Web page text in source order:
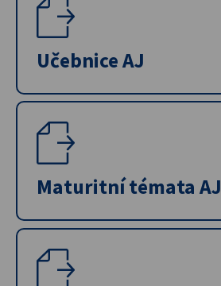
Učebnice AJ
Maturitní témata AJ